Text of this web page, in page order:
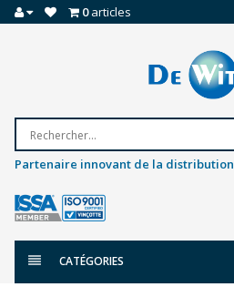
0articles
Partenaire innovant de la distribution
CATÉGORIES